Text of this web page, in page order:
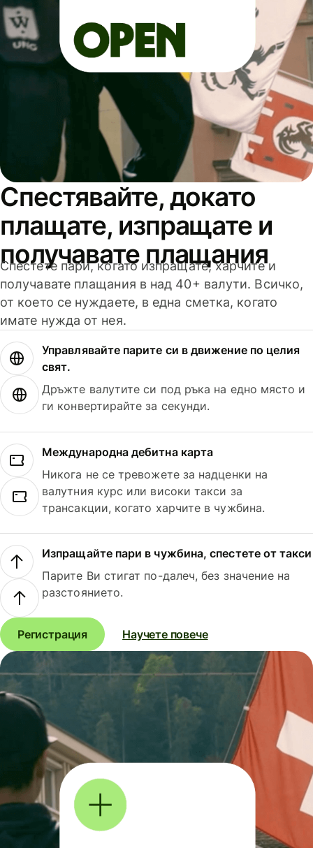
Спестявайте, докато
плащате, изпращате и
получавате плащания
Спестете пари, когато изпращате, харчите и
получавате плащания в над 40+ валути. Всичко,
от което се нуждаете, в една сметка, когато
имате нужда от нея.
Управлявайте парите си в движение по целия
свят.
Дръжте валутите си под ръка на едно място и
ги конвертирайте за секунди.
Международна дебитна карта
Никога не се тревожете за надценки на
валутния курс или високи такси за
трансакции, когато харчите в чужбина.
Изпращайте пари в чужбина, спестете от такси
Парите Ви стигат по-далеч, без значение на
разстоянието.
Регистрация Научете повече